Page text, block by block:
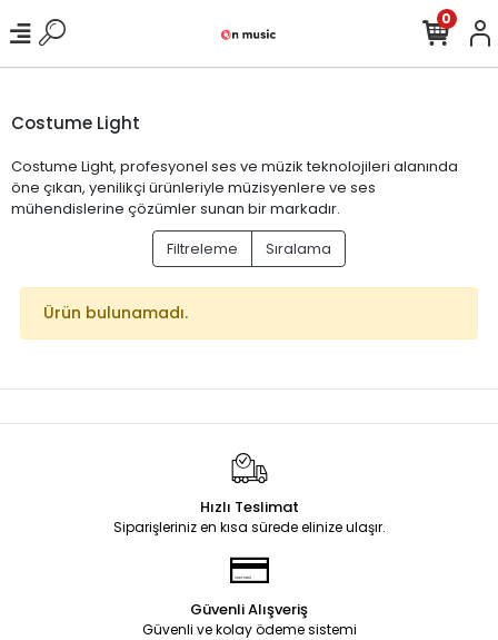
0
Costume Light
Costume Light, profesyonel ses ve müzik teknolojileri alanında
öne çıkan, yenilikçi ürünleriyle müzisyenlere ve ses
mühendislerine çözümler sunan bir markadır.
Filtreleme
Sıralama
Ürün bulunamadı.
Hızlı Teslimat
Siparişleriniz en kısa sürede elinize ulaşır.
Güvenli Alışveriş
Güvenli ve kolay ödeme sistemi